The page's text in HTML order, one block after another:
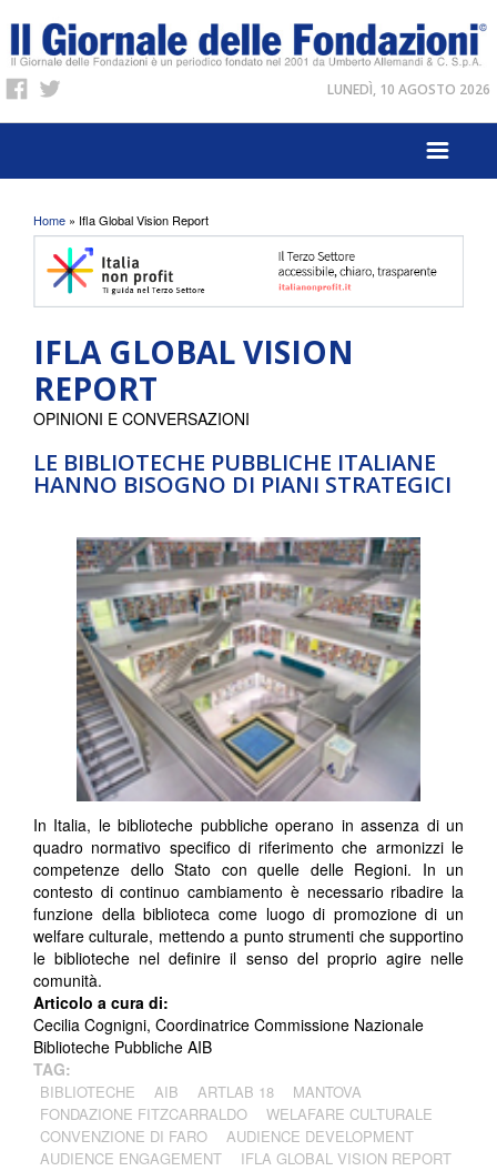
LUNEDÌ, 10 AGOSTO 2026
Tu sei qui
Home » Ifla Global Vision Report
IFLA GLOBAL VISION
REPORT
LE BIBLIOTECHE PUBBLICHE ITALIANE
HANNO BISOGNO DI PIANI STRATEGICI
OPINIONI E CONVERSAZIONI
In Italia, le biblioteche pubbliche operano in assenza di un
quadro normativo specifico di riferimento che armonizzi le
competenze dello Stato con quelle delle Regioni. In un
contesto di continuo cambiamento è necessario ribadire la
funzione della biblioteca come luogo di promozione di un
welfare culturale, mettendo a punto strumenti che supportino
le biblioteche nel definire il senso del proprio agire nelle
comunità.
Articolo a cura di:
Cecilia Cognigni, Coordinatrice Commissione Nazionale
Biblioteche Pubbliche AIB
TAG:
BIBLIOTECHE AIB ARTLAB 18
MANTOVA
FONDAZIONE FITZCARRALDO
WELAFARE CULTURALE
CONVENZIONE DI FARO
AUDIENCE DEVELOPMENT
AUDIENCE ENGAGEMENT
IFLA GLOBAL VISION REPORT